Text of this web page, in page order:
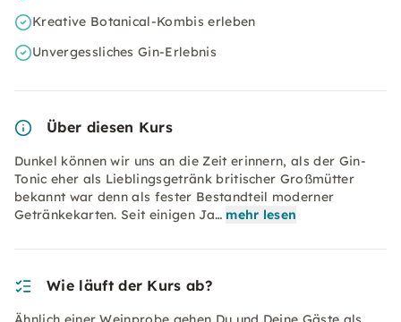
Kreative Botanical-Kombis erleben
Unvergessliches Gin-Erlebnis
Über diesen Kurs
Dunkel können wir uns an die Zeit erinnern, als der Gin-
Tonic eher als Lieblingsgetränk britischer Großmütter
bekannt war denn als fester Bestandteil moderner
Getränkekarten. Seit einigen Ja… mehr lesen
Wie läuft der Kurs ab?